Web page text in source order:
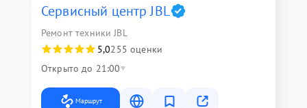
Сервисный центр JBL
Ремонт техники JBL
5,0255 оценки
Открыто до 21:00
Маршрут